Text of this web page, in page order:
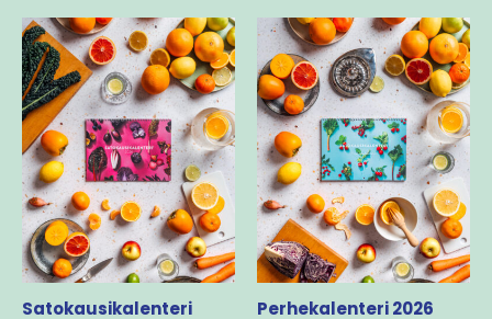
Satokausikalenteri
Perhekalenteri 2026